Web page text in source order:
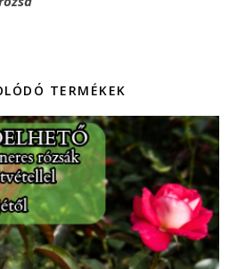
TERMÉKEK